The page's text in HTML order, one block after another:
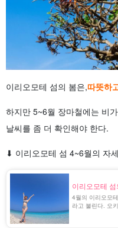
이리오모테 섬의 봄은,따뜻하
하지만 5~6월 장마철에는 비
날씨를 좀 더 확인해야 한다.
⬇︎ 이리오모테 섬 4~6월의 자
이리오모테
4월의 이리오모
라고 불린다. 오